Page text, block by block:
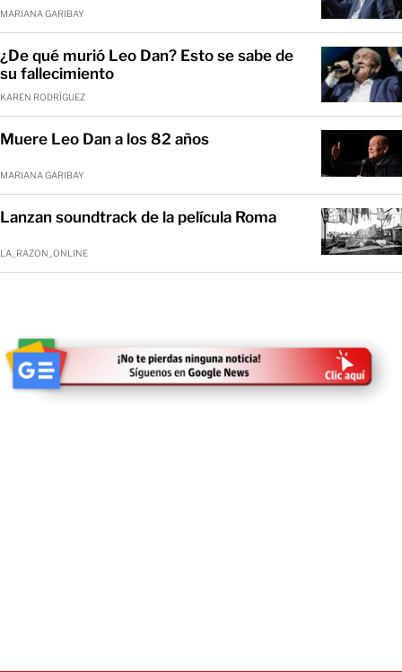
MARIANA GARIBAY
¿De qué murió Leo Dan? Esto se sabe de
su fallecimiento
KAREN RODRÍGUEZ
Muere Leo Dan a los 82 años
MARIANA GARIBAY
Lanzan soundtrack de la película Roma
LA_RAZON_ONLINE